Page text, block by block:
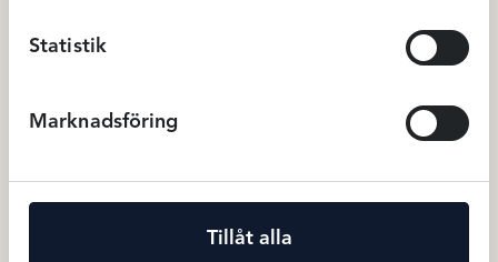
Statistik
Marknadsföring
Tillåt alla
Damella Badlinne Julianne –
Badkläder
Elomi Kata Beach bikini
Badkläder